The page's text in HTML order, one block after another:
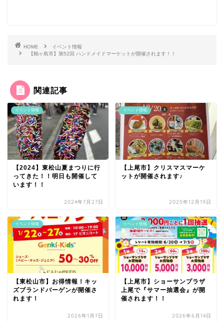
HOME
イベント情報
【鶴ヶ島市】第52回 ハンドメイドマーケットが開催されます！！
関連記事
イベント情報
【2024】東松山夏まつりに行
ってきた！！明日も開催して
います！！
2024年7月27日
イベント情報
【上尾市】クリスマスマーケ
ットが開催されます♪
2025年12月19日
イベント情報
【東松山市】お得情報！キッ
ズブランドバーゲンが開催さ
れます！
2026年1月7日
イベント情報
【上尾市】ショーサンプラザ
上尾で『サマー抽選会』が開
催されます！！
2026年6月14日